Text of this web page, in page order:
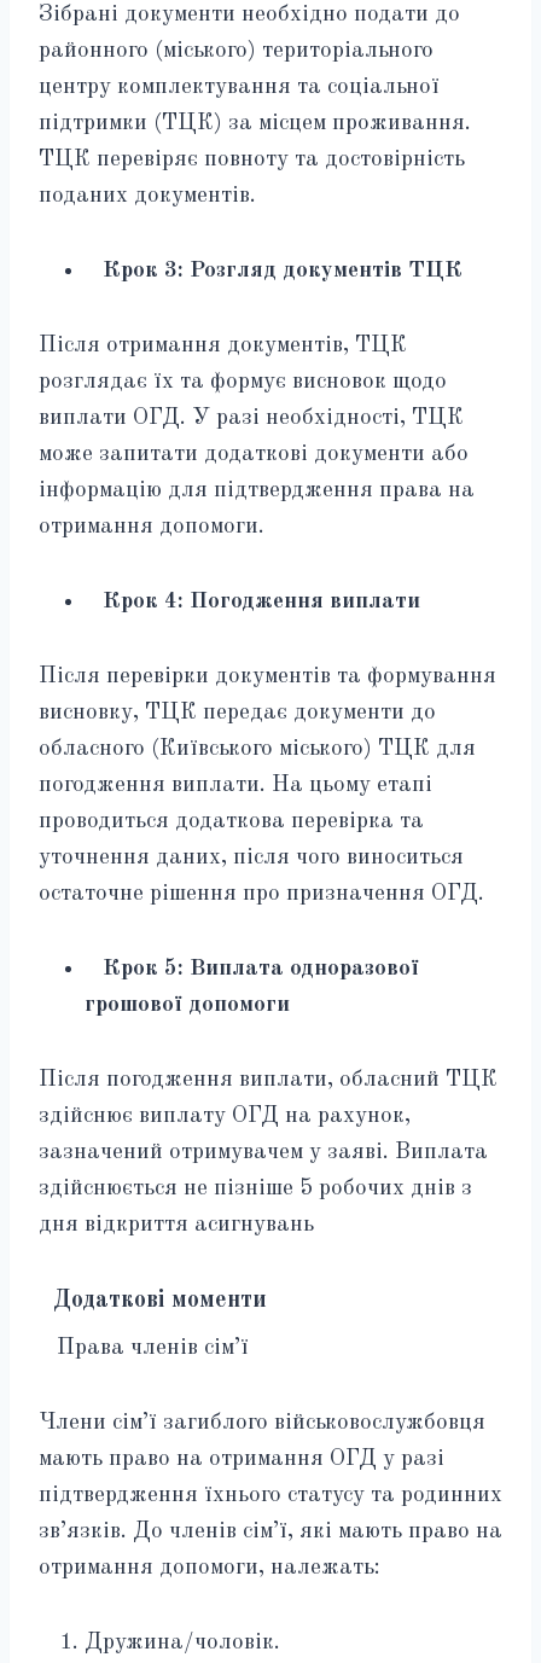
Зібрані документи необхідно подати до
районного (міського) територіального
центру комплектування та соціальної
підтримки (ТЦК) за місцем проживання.
ТЦК перевіряє повноту та достовірність
поданих документів.
Крок 3: Розгляд документів ТЦК
Після отримання документів, ТЦК
розглядає їх та формує висновок щодо
виплати ОГД. У разі необхідності, ТЦК
може запитати додаткові документи або
інформацію для підтвердження права на
отримання допомоги.
Крок 4: Погодження виплати
Після перевірки документів та формування
висновку, ТЦК передає документи до
обласного (Київського міського) ТЦК для
погодження виплати. На цьому етапі
проводиться додаткова перевірка та
уточнення даних, після чого виноситься
остаточне рішення про призначення ОГД.
Крок 5: Виплата одноразової
грошової допомоги
Після погодження виплати, обласний ТЦК
здійснює виплату ОГД на рахунок,
зазначений отримувачем у заяві. Виплата
здійснюється не пізніше 5 робочих днів з
дня відкриття асигнувань
Додаткові моменти
Права членів сім’ї
Члени сім’ї загиблого військовослужбовця
мають право на отримання ОГД у разі
підтвердження їхнього статусу та родинних
зв’язків. До членів сім’ї, які мають право на
отримання допомоги, належать:
Дружина/чоловік.